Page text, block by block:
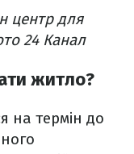
центр для
24 Канал
житло?
на термін до